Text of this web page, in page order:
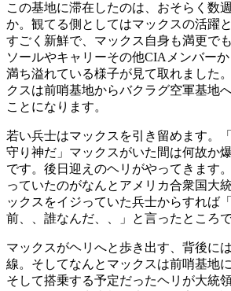
この基地に滞在したのは、おそらく数
か。観てる側としてはマックスの活躍
すごく新鮮で、マックス自身も満更で
ソールやキャリーその他CIAメンバー
満ち溢れている様子が見て取れました
クスは前哨基地からバクラグ空軍基地
ことになります。
若い兵士はマックスを引き留めます。
守り神だ」マックスがいた間は何故か
です。後日迎えのヘリがやってきます
っていたのがなんとアメリカ合衆国大
ックスをイジっていた兵士からすれば
前、、誰なんだ、、」と言ったところで
マックスがヘリへと歩き出す、背後に
線。そしてなんとマックスは前哨基地
そして搭乗する予定だったヘリが大統